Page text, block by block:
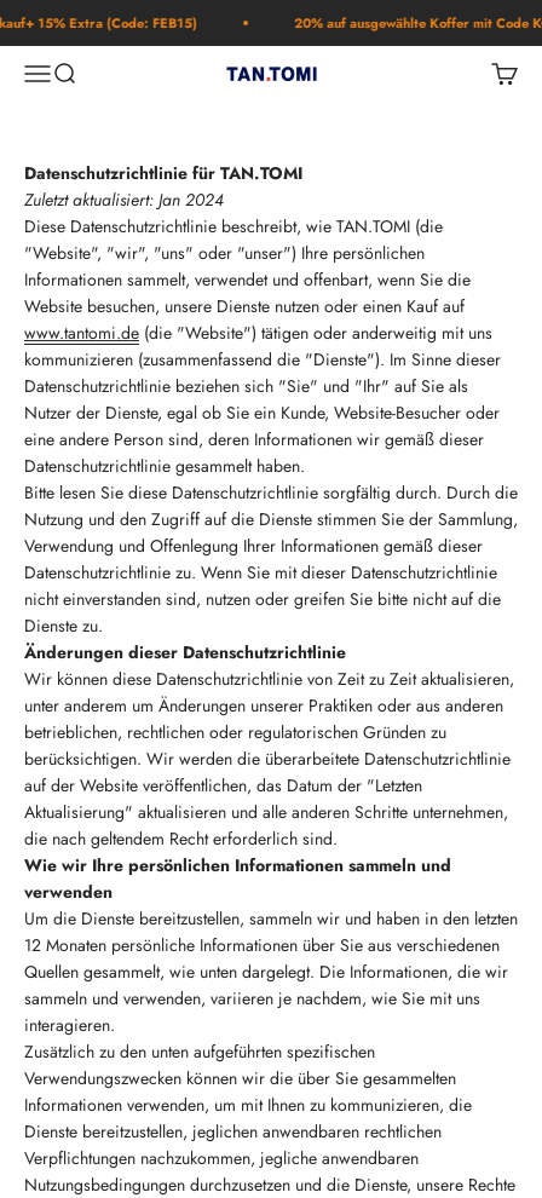
Skip to content
15% Extra (Code: FEB15) 20% auf ausgewählte Koffer mit Code
Open navigation menu
Open search TAN.TOMI Open
Datenschutzrichtlinie für TAN.TOMI
Zuletzt aktualisiert: Jan 2024
Diese Datenschutzrichtlinie beschreibt, wie TAN.TOMI (die
"Website", "wir", "uns" oder "unser") Ihre persönlichen
Informationen sammelt, verwendet und offenbart, wenn Sie die
Website besuchen, unsere Dienste nutzen oder einen Kauf auf
www.tantomi.de (die "Website") tätigen oder anderweitig mit uns
kommunizieren (zusammenfassend die "Dienste"). Im Sinne dieser
Datenschutzrichtlinie beziehen sich "Sie" und "Ihr" auf Sie als
Nutzer der Dienste, egal ob Sie ein Kunde, Website-Besucher oder
eine andere Person sind, deren Informationen wir gemäß dieser
Datenschutzrichtlinie gesammelt haben.
Bitte lesen Sie diese Datenschutzrichtlinie sorgfältig durch. Durch die
Nutzung und den Zugriff auf die Dienste stimmen Sie der Sammlung,
Verwendung und Offenlegung Ihrer Informationen gemäß dieser
Datenschutzrichtlinie zu. Wenn Sie mit dieser Datenschutzrichtlinie
nicht einverstanden sind, nutzen oder greifen Sie bitte nicht auf die
Dienste zu.
Änderungen dieser Datenschutzrichtlinie
Wir können diese Datenschutzrichtlinie von Zeit zu Zeit aktualisieren,
unter anderem um Änderungen unserer Praktiken oder aus anderen
betrieblichen, rechtlichen oder regulatorischen Gründen zu
berücksichtigen. Wir werden die überarbeitete Datenschutzrichtlinie
auf der Website veröffentlichen, das Datum der "Letzten
Aktualisierung" aktualisieren und alle anderen Schritte unternehmen,
die nach geltendem Recht erforderlich sind.
Wie wir Ihre persönlichen Informationen sammeln und
verwenden
Um die Dienste bereitzustellen, sammeln wir und haben in den letzten
12 Monaten persönliche Informationen über Sie aus verschiedenen
Quellen gesammelt, wie unten dargelegt. Die Informationen, die wir
sammeln und verwenden, variieren je nachdem, wie Sie mit uns
interagieren.
Zusätzlich zu den unten aufgeführten spezifischen
Verwendungszwecken können wir die über Sie gesammelten
Informationen verwenden, um mit Ihnen zu kommunizieren, die
Dienste bereitzustellen, jeglichen anwendbaren rechtlichen
Verpflichtungen nachzukommen, jegliche anwendbaren
Nutzungsbedingungen durchzusetzen und die Dienste, unsere Rechte